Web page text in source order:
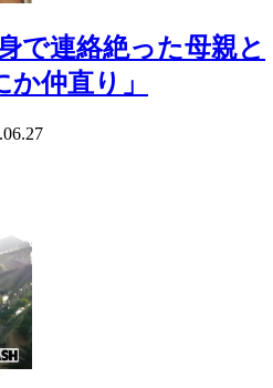
で連絡絶った母親と
仲直り」